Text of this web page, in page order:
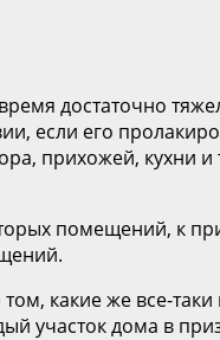
достаточно
если его
прихожей, кухни
помещений, к
том, какие же все-
участок дома в